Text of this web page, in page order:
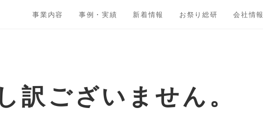
事業内容 事例・実績 新着情報 お祭り総研 会社情報
訳ございません。